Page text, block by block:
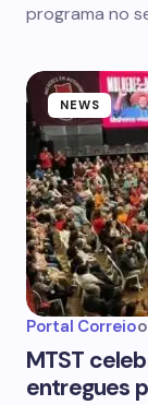
programa no
NEWS
Portal Correio
MTST
entregues